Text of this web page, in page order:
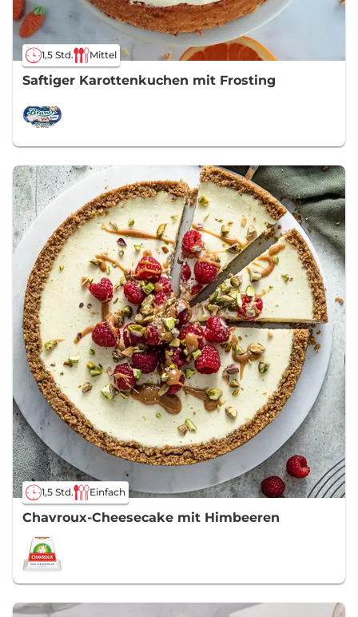
1,5 Std. Mittel
Saftiger Karottenkuchen mit Frosting
1,5 Std. Einfach
Chavroux-Cheesecake mit Himbeeren